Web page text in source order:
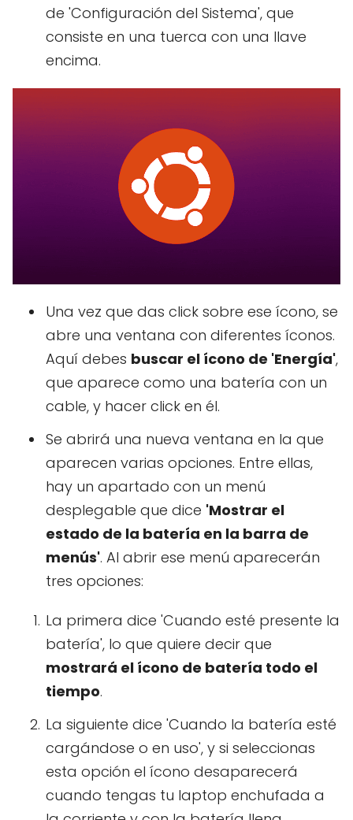
de 'Configuración del Sistema', que
consiste en una tuerca con una llave
encima.
Una vez que das click sobre ese ícono, se
abre una ventana con diferentes íconos.
Aquí debes buscar el ícono de 'Energía',
que aparece como una batería con un
cable, y hacer click en él.
Se abrirá una nueva ventana en la que
aparecen varias opciones. Entre ellas,
hay un apartado con un menú
desplegable que dice 'Mostrar el
estado de la batería en la barra de
menús'. Al abrir ese menú aparecerán
tres opciones:
La primera dice 'Cuando esté presente la
batería', lo que quiere decir que
mostrará el ícono de batería todo el
tiempo.
La siguiente dice 'Cuando la batería esté
cargándose o en uso', y si seleccionas
esta opción el ícono desaparecerá
cuando tengas tu laptop enchufada a